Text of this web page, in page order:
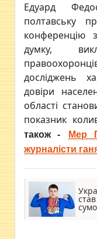
Едуард
полтавську
конференцію
думку,
досліджень
довіри
області
показник
також -
Мер
журналісти
сумо